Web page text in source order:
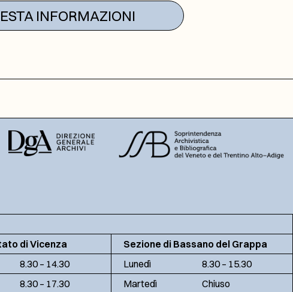
INFORMAZIONI
di Vicenza
8.30 – 14.30
8.30 – 17.30
Sezione di Bassano del Grappa
Lunedì
8.30 – 15.30
Martedì
Chiuso